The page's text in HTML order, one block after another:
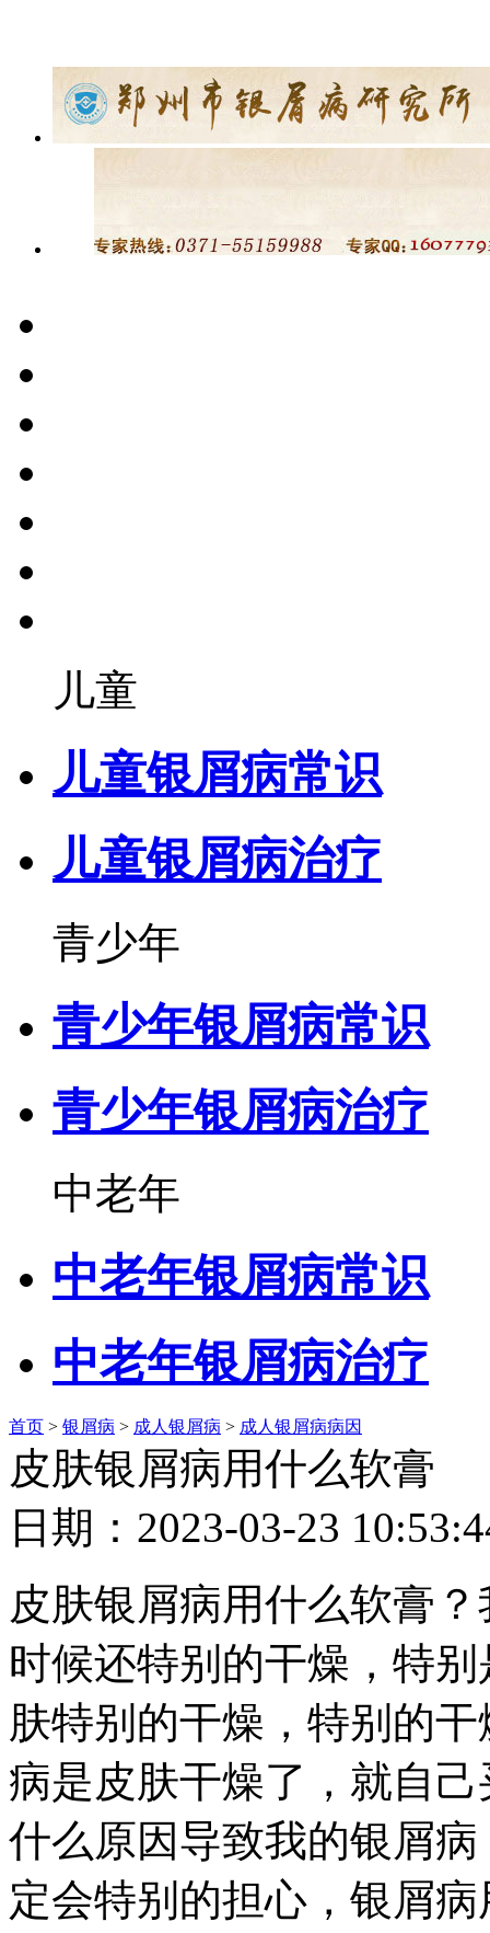
儿童
儿童银屑病常识
儿童银屑病治疗
青少年
青少年银屑病常识
青少年银屑病治疗
中老年
中老年银屑病常识
中老年银屑病治疗
首页 > 银屑病 > 成人银屑病 > 成人银屑病病因
皮肤银屑病用什么软膏
日期：2023-03-23
皮肤银屑病用什么软膏
时候还特别的干燥，特
肤特别的干燥，特别的
病是皮肤干燥了，就自
什么原因导致我的银屑
定会特别的担心，银屑